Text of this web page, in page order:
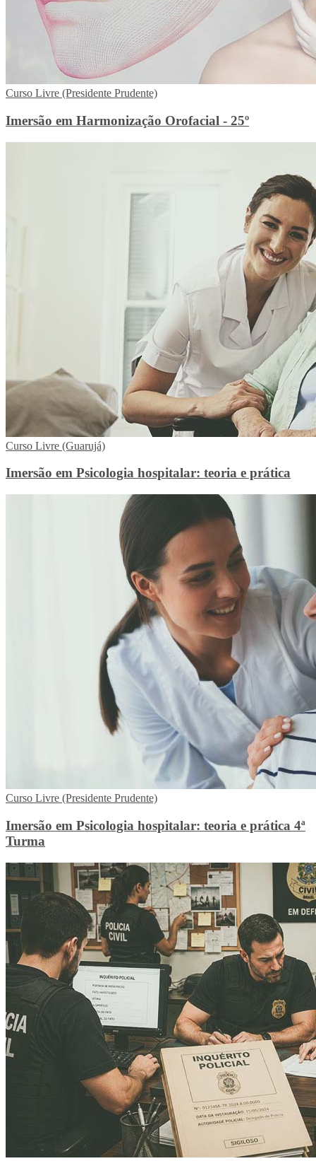
Curso Livre (Presidente Prudente)
Imersão em Harmonização Orofacial - 25º
Curso Livre (Guarujá)
Imersão em Psicologia hospitalar: teoria e prática
Curso Livre (Presidente Prudente)
Imersão em Psicologia hospitalar: teoria e prática 4ª
Turma